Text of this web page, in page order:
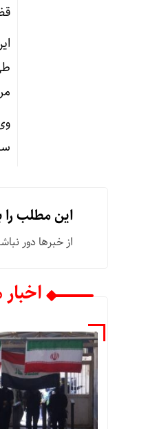
این مطلب را
از خبرها دور